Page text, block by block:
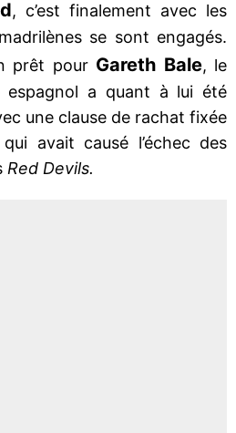
, c’est finalement avec les
se sont engagés.
prêt pour Gareth Bale, le
espagnol a quant à lui été
une clause de rachat fixée
avait causé l’échec des
Red Devils.